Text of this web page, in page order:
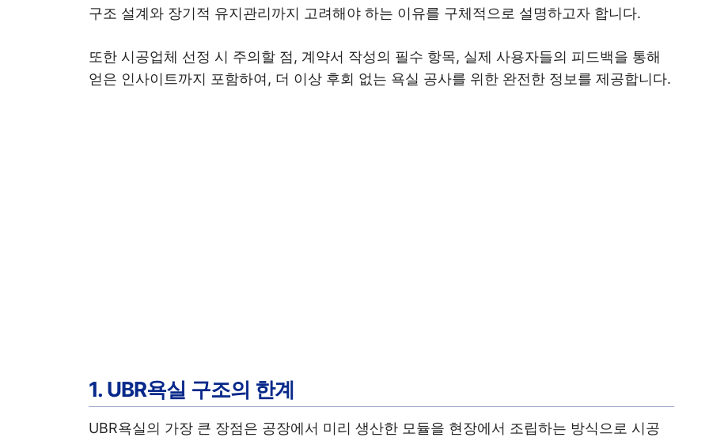
구조 설계와 장기적 유지관리까지 고려해야 하는 이유를 구체적으로 설명하고자 합니다.
또한 시공업체 선정 시 주의할 점, 계약서 작성의 필수 항목, 실제 사용자들의 피드백을 통해
얻은 인사이트까지 포함하여, 더 이상 후회 없는 욕실 공사를 위한 완전한 정보를 제공합니다.
1. UBR욕실 구조의 한계
UBR욕실의 가장 큰 장점은 공장에서 미리 생산한 모듈을 현장에서 조립하는 방식으로 시공